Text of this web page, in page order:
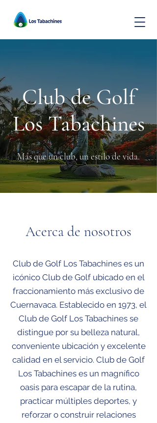
Club de Golf
Los Tabachines
Más que un club, un estilo de vida.
Acerca de nosotros
Club de Golf Los Tabachines es un
icónico Club de Golf ubicado en el
fraccionamiento más exclusivo de
Cuernavaca. Establecido en 1973, el
Club de Golf Los Tabachines se
distingue por su belleza natural,
conveniente ubicación y excelente
calidad en el servicio. Club de Golf
Los Tabachines es un magnífico
oasis para escapar de la rutina,
practicar múltiples deportes, y
reforzar o construir relaciones